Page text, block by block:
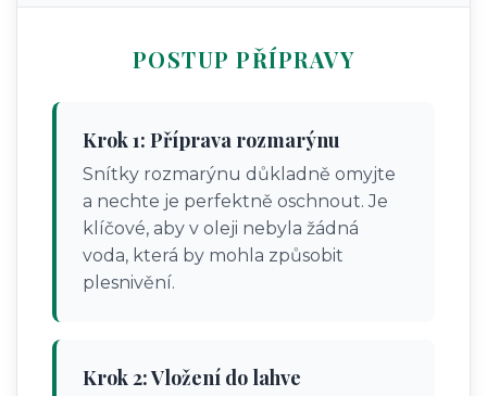
POSTUP PŘÍPRAVY
Krok 1: Příprava rozmarýnu
Snítky rozmarýnu důkladně omyjte
a nechte je perfektně oschnout. Je
klíčové, aby v oleji nebyla žádná
voda, která by mohla způsobit
plesnivění.
Krok 2: Vložení do lahve